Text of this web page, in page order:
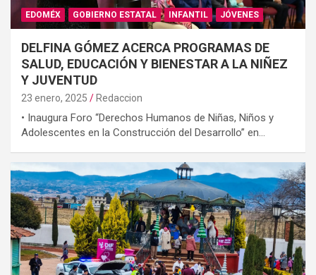
EDOMÉX GOBIERNO ESTATAL INFANTIL JÓVENES
DELFINA GÓMEZ ACERCA PROGRAMAS DE
SALUD, EDUCACIÓN Y BIENESTAR A LA NIÑEZ
Y JUVENTUD
23 enero, 2025 Redaccion
• Inaugura Foro “Derechos Humanos de Niñas, Niños y
Adolescentes en la Construcción del Desarrollo” en…